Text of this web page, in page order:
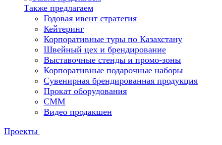
Также предлагаем
Годовая ивент стратегия
Кейтеринг
Корпоративные туры по Казахстану
Швейный цех и брендирование
Выставочные стенды и промо-зоны
Корпоративные подарочные наборы
Сувенирная брендированная продукция
Прокат оборудования
СММ
Видео продакшен
Проекты